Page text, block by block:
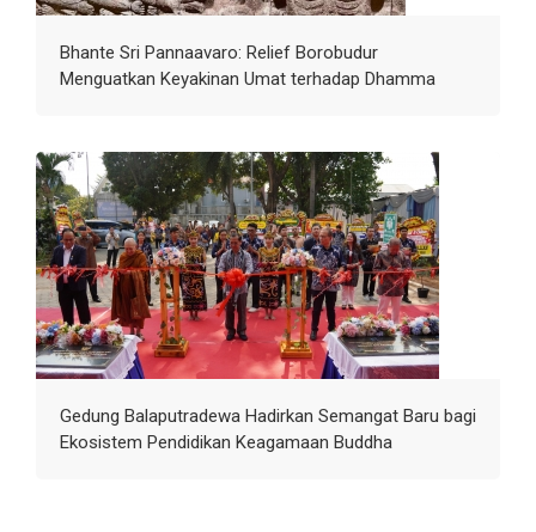
Bhante Sri Pannaavaro: Relief Borobudur
Menguatkan Keyakinan Umat terhadap Dhamma
Gedung Balaputradewa Hadirkan Semangat Baru bagi
Ekosistem Pendidikan Keagamaan Buddha